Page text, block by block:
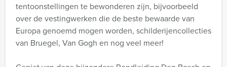
tentoonstellingen te bewonderen zijn, bijvoorbeeld
over de vestingwerken die de beste bewaarde van
Europa genoemd mogen worden, schilderijencollecties
van Bruegel, Van Gogh en nog veel meer!